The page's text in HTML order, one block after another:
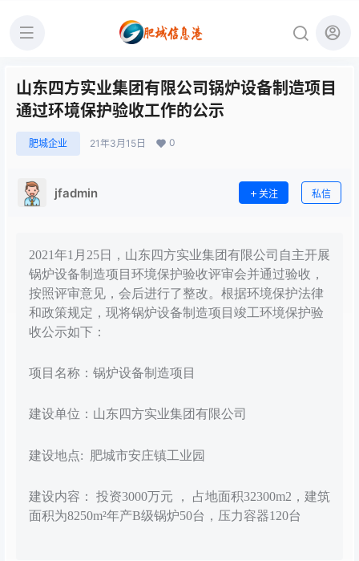
山东四方实业集团有限公司锅炉设备制造项目
通过环境保护验收工作的公示
肥城企业 21年3月15日 0
jfadmin 关注 私信
2021年1月25日，山东四方实业集团有限公司自主开展
锅炉设备制造项目环境保护验收评审会并通过验收，
按照评审意见，会后进行了整改。根据环境保护法律
和政策规定，现将锅炉设备制造项目竣工环境保护验
收公示如下：
项目名称：锅炉设备制造项目
建设单位：山东四方实业集团有限公司
建设地点: 肥城市安庄镇工业园
建设内容： 投资3000万元 ， 占地面积32300m2，建筑
面积为8250m²年产B级锅炉50台，压力容器120台